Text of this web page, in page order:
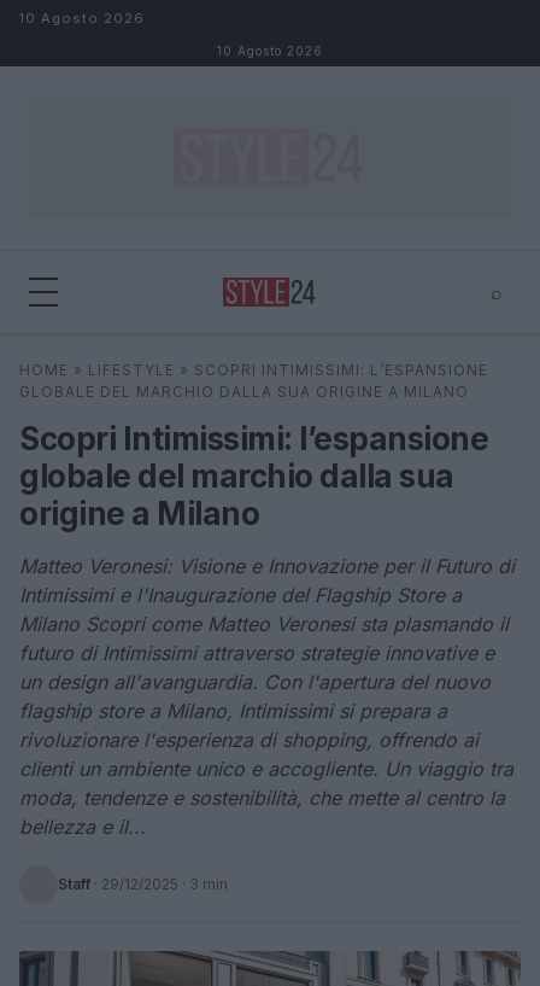
Salta al contenuto
10 Agosto 2026
10 Agosto 2026
⌕
Cerca ⌕
HOME » LIFESTYLE » SCOPRI INTIMISSIMI: L’ESPANSIONE
GLOBALE DEL MARCHIO DALLA SUA ORIGINE A MILANO
Scopri Intimissimi: l’espansione
globale del marchio dalla sua
origine a Milano
Matteo Veronesi: Visione e Innovazione per il Futuro di
Intimissimi e l'Inaugurazione del Flagship Store a
Milano Scopri come Matteo Veronesi sta plasmando il
futuro di Intimissimi attraverso strategie innovative e
un design all'avanguardia. Con l'apertura del nuovo
flagship store a Milano, Intimissimi si prepara a
rivoluzionare l'esperienza di shopping, offrendo ai
clienti un ambiente unico e accogliente. Un viaggio tra
moda, tendenze e sostenibilità, che mette al centro la
bellezza e il...
Staff · 29/12/2025 · 3 min